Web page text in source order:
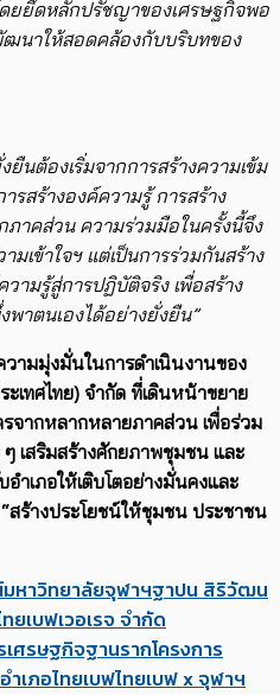
ดยยึดหลักปรัชญาของเศรษฐกิจพอ
ฒนาให้สอดคล้องกับบริบทของ
นต้องเริ่มจากการสร้างความเข้ม
รสร้างองค์ความรู้ การสร้าง
ภาคส่วน ความร่วมมือในครั้งนี้จึง
เข้าใจฯ แต่เป็นการร่วมกันสร้าง
ามรู้สู่การปฏิบัติจริง เพื่อสร้าง
พาตนเองได้อย่างยั่งยืน”
ามมุ่งมั่นในการดำเนินงานของ
เทศไทย) จำกัด ที่เดินหน้าขยาย
จากหลากหลายภาคส่วน เพื่อร่วม
เสริมสร้างศักยภาพชุมชน และ
ำเภอให้เติบโตอย่างมั่นคงและ
สร้างประโยชน์ให้ชุมชน ประชาชน
หาวิทยาลัยจุฬาฯฐาปน สิริวัฒน
ยเบฟเวอเรจ จำกัด
เศรษฐกิจฐานรากโครงการ
ำเภอไทยเบฟไทยเบฟ x จุฬาฯ